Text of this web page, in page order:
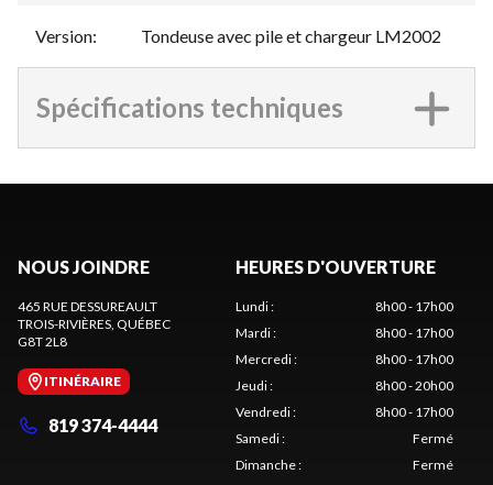
Version: Tondeuse avec pile et chargeur LM2002
Spécifications techniques
NOUS JOINDRE
465 RUE DESSUREAULT
TROIS-RIVIÈRES, QUÉBEC
G8T 2L8
ITINÉRAIRE
819 374-4444
HEURES D'OUVERTURE
Lundi:
8h00 - 17h00
Mardi:
8h00 - 17h00
Mercredi:
8h00 - 17h00
Jeudi:
8h00 - 20h00
Vendredi:
8h00 - 17h00
Samedi:
Fermé
Dimanche: Fermé